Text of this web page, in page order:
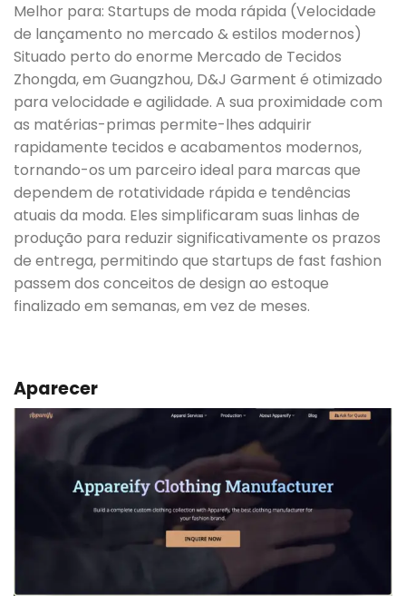
Melhor para: Startups de moda rápida (Velocidade
de lançamento no mercado & estilos modernos)
Situado perto do enorme Mercado de Tecidos
Zhongda, em Guangzhou, D&J Garment é otimizado
para velocidade e agilidade. A sua proximidade com
as matérias-primas permite-lhes adquirir
rapidamente tecidos e acabamentos modernos,
tornando-os um parceiro ideal para marcas que
dependem de rotatividade rápida e tendências
atuais da moda. Eles simplificaram suas linhas de
produção para reduzir significativamente os prazos
de entrega, permitindo que startups de fast fashion
passem dos conceitos de design ao estoque
finalizado em semanas, em vez de meses.
Aparecer